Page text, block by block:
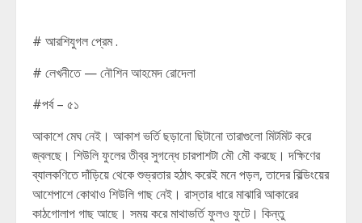
# আরশিযুগল প্রেম .
# লেখনীতে — নৌশিন আহমেদ রোদেলা
#পর্ব – ৫১
আকাশে মেঘ নেই। আকাশ ভর্তি ছড়ানো ছিটানো তারাগুলো মিটমিট করে
জ্বলছে। শিউলি ফুলের তীব্র সুগন্ধে চারপাশটা মৌ মৌ করছে। দক্ষিণের
ব্যালকণিতে দাঁড়িয়ে থেকে শুভ্রতার হঠাৎ করেই মনে পড়ল, তাদের বিল্ডিংয়ের
আশেপাশে কোথাও শিউলি গাছ নেই। রাস্তার ধারে মাঝারি আকারের
কাঠগোলাপ গাছ আছে। সময় করে মাথাভর্তি ফুলও ফুটে। কিন্তু